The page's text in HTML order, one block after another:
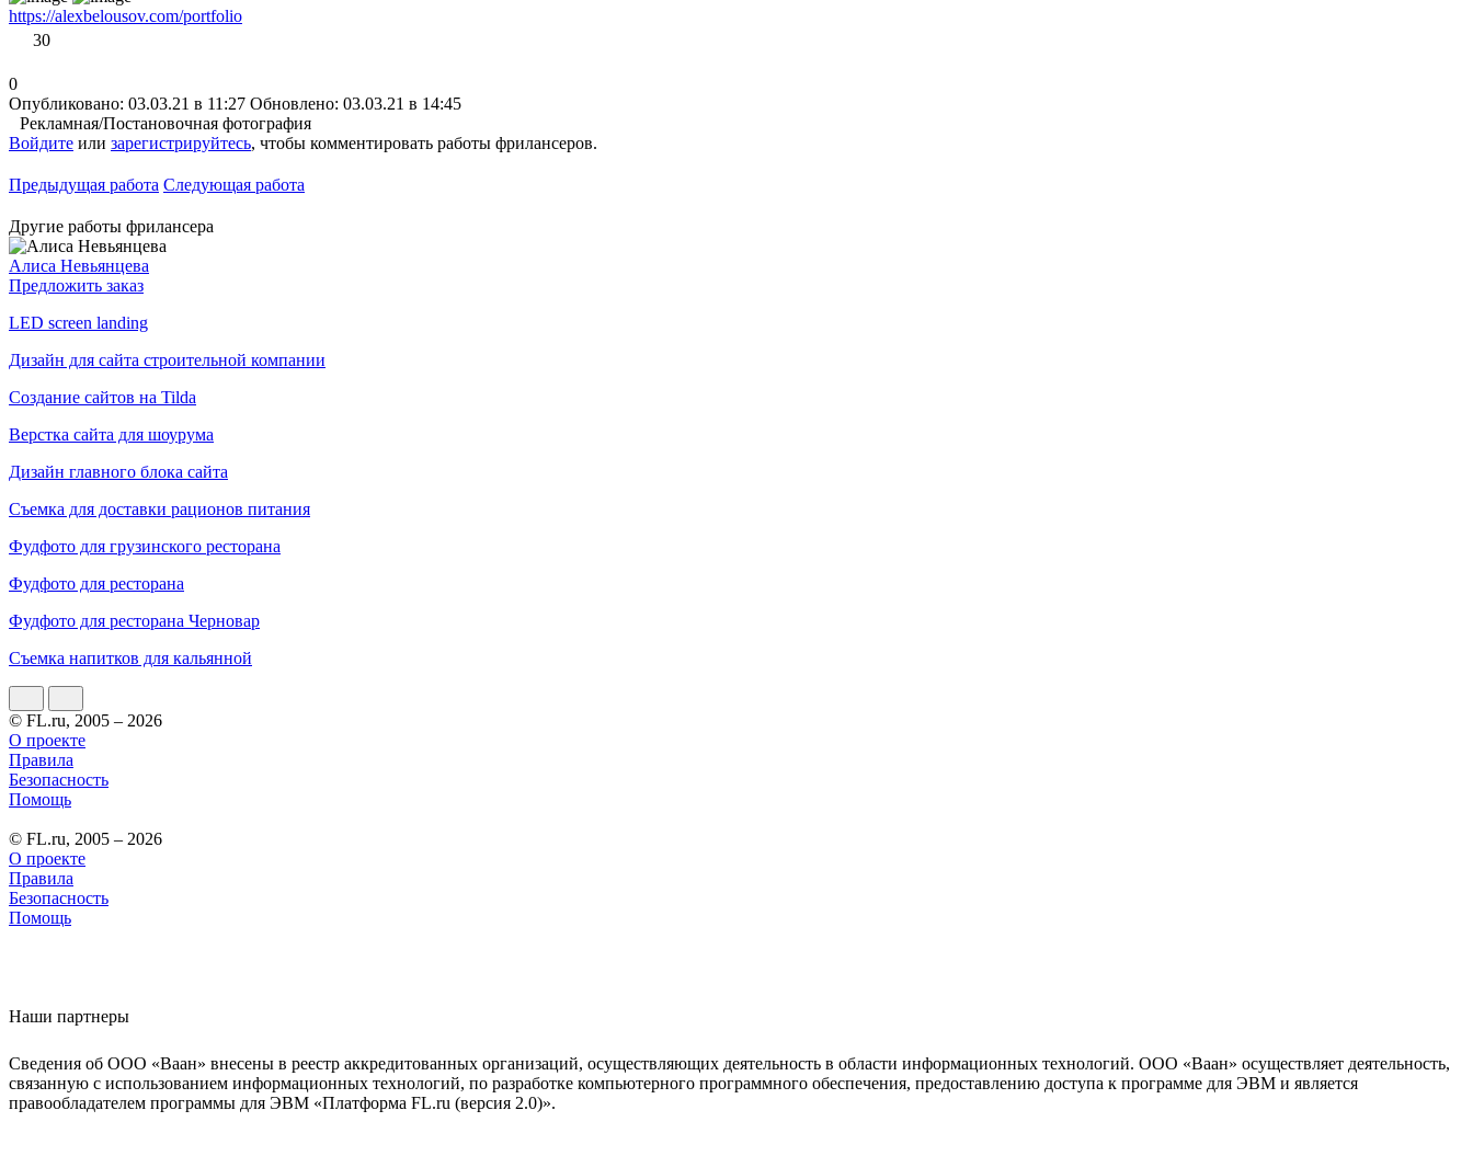
https://alexbelousov.com/portfolio
30
0
Опубликовано: 03.03.21 в 11:27 Обновлено: 03.03.21 в 14:45
Рекламная/Постановочная фотография
Войдите или зарегистрируйтесь, чтобы комментировать работы фрилансеров.
Предыдущая работа Следующая работа
Другие работы фрилансера
Алиса Невьянцева
Предложить заказ
LED screen landing
Дизайн для сайта строительной компании
Создание сайтов на Tilda
Верстка сайта для шоурума
Дизайн главного блока сайта
Съемка для доставки рационов питания
Фудфото для грузинского ресторана
Фудфото для ресторана
Фудфото для ресторана Черновар
Съемка напитков для кальянной
© FL.ru, 2005 – 2026
О проекте
Правила
Безопасность
Помощь
© FL.ru, 2005 – 2026
О проекте
Правила
Безопасность
Помощь
Наши партнеры
Сведения об ООО «Ваан» внесены в реестр аккредитованных организаций, осуществляющих деятельность в области информационных технологий. ООО «Ваан» осуществляет деятельность,
связанную с использованием информационных технологий, по разработке компьютерного программного обеспечения, предоставлению доступа к программе для ЭВМ и является
правообладателем программы для ЭВМ «Платформа FL.ru (версия 2.0)».